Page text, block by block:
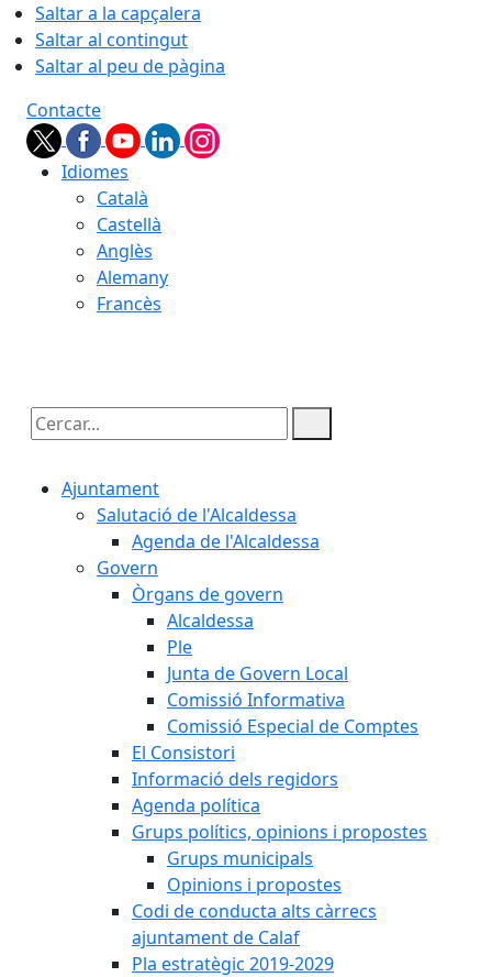
Saltar a la capçalera
Saltar al contingut
Saltar al peu de pàgina
Contacte
Idiomes
Català
Castellà
Anglès
Alemany
Francès
Cercar:
Ajuntament
Salutació de l'Alcaldessa
Agenda de l'Alcaldessa
Govern
Òrgans de govern
Alcaldessa
Ple
Junta de Govern Local
Comissió Informativa
Comissió Especial de Comptes
El Consistori
Informació dels regidors
Agenda política
Grups polítics, opinions i propostes
Grups municipals
Opinions i propostes
Codi de conducta alts càrrecs
ajuntament de Calaf
Pla estratègic 2019-2029